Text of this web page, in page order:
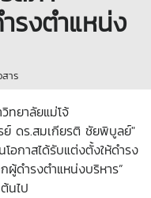
รงตำแหน่ง
สาร
ทยาลัยแม่โจ้
ย์ ดร.สมเกียรติ ชัยพิบูลย์"
โอกาสได้รับแต่งตั้งให้ดำรง
ผู้ดำรงตำแหน่งบริหาร”
นไป